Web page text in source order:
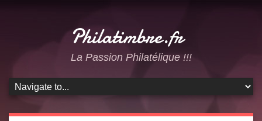
Philatimbre.fr
La Passion Philatélique !!!